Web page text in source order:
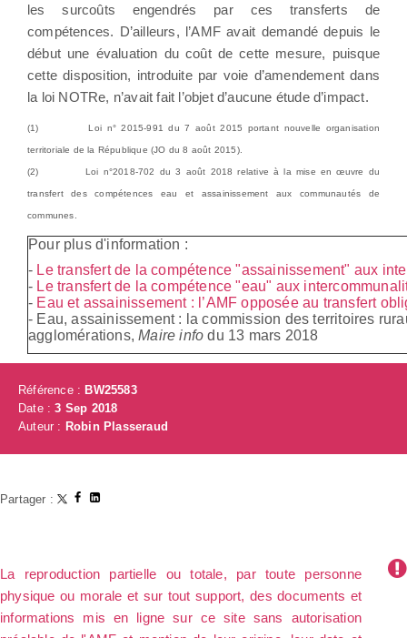
les surcoûts engendrés par ces transferts de
compétences. D’ailleurs, l’AMF avait demandé depuis le
début une évaluation du coût de cette mesure, puisque
cette disposition, introduite par voie d’amendement dans
la loi NOTRe, n’avait fait l’objet d’aucune étude d’impact.
(1) Loi n° 2015-991 du 7 août 2015 portant nouvelle organisation
territoriale de la République (JO du 8 août 2015).
(2) Loi n°2018-702 du 3 août 2018 relative à la mise en œuvre du
transfert des compétences eau et assainissement aux communautés de
communes.
Pour plus d'information :
- Le transfert de la compétence "assainissement" aux
- Le transfert de la compétence "eau" aux
- Eau et assainissement : l’AMF opposée au transfert
- Eau, assainissement : la commission des territoires
agglomérations,Maire info du 13 mars 2018
Référence : BW25583
Date :3 Sep 2018
Auteur : Robin Plasseraud
Partager :
La reproduction partielle ou totale, par toute personne
physique ou morale et sur tout support, des documents et
informations mis en ligne sur ce site sans autorisation